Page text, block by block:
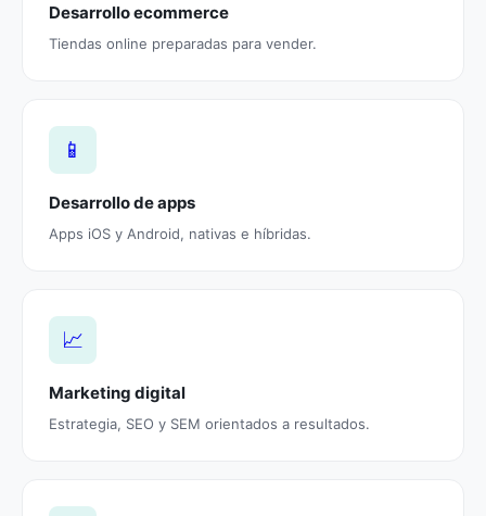
Desarrollo ecommerce
Tiendas online preparadas para vender.
📱
Desarrollo de apps
Apps iOS y Android, nativas e híbridas.
📈
Marketing digital
Estrategia, SEO y SEM orientados a resultados.